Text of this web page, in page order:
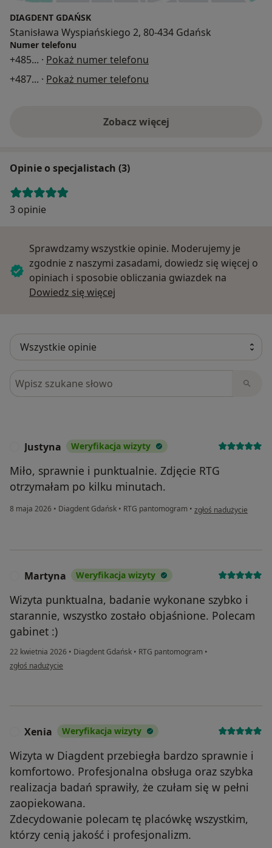
DIAGDENT GDAŃSK
Stanisława Wyspiańskiego 2, 80-434 Gdańsk
Numer telefonu
+485... · Pokaż numer telefonu
+487... · Pokaż numer telefonu
Zobacz więcej
Opinie o specjalistach (3)
3 opinie
Sprawdzamy wszystkie opinie. Moderujemy je
zgodnie z naszymi zasadami, dowiedz się więcej o
opiniach i sposobie obliczania gwiazdek na
Dowiedz się więcej
Szukaj w opiniach
Justyna Weryfikacja wizyty
Miło, sprawnie i punktualnie. Zdjęcie RTG
otrzymałam po kilku minutach.
8 maja 2026 • Diagdent Gdańsk • RTG pantomogram • w opinii użytkownika
zgłoś nadużycie
Martyna Weryfikacja wizyty
Wizyta punktualna, badanie wykonane szybko i
starannie, wszystko zostało objaśnione. Polecam
gabinet :)
22 kwietnia 2026 • Diagdent Gdańsk • RTG pantomogram •
w opinii użytkownika Martyna
zgłoś nadużycie
Xenia Weryfikacja wizyty
Wizyta w Diagdent przebiegła bardzo sprawnie i
komfortowo. Profesjonalna obsługa oraz szybka
realizacja badań sprawiły, że czułam się w pełni
zaopiekowana.
Zdecydowanie polecam tę placówkę wszystkim,
którzy cenią jakość i profesjonalizm.